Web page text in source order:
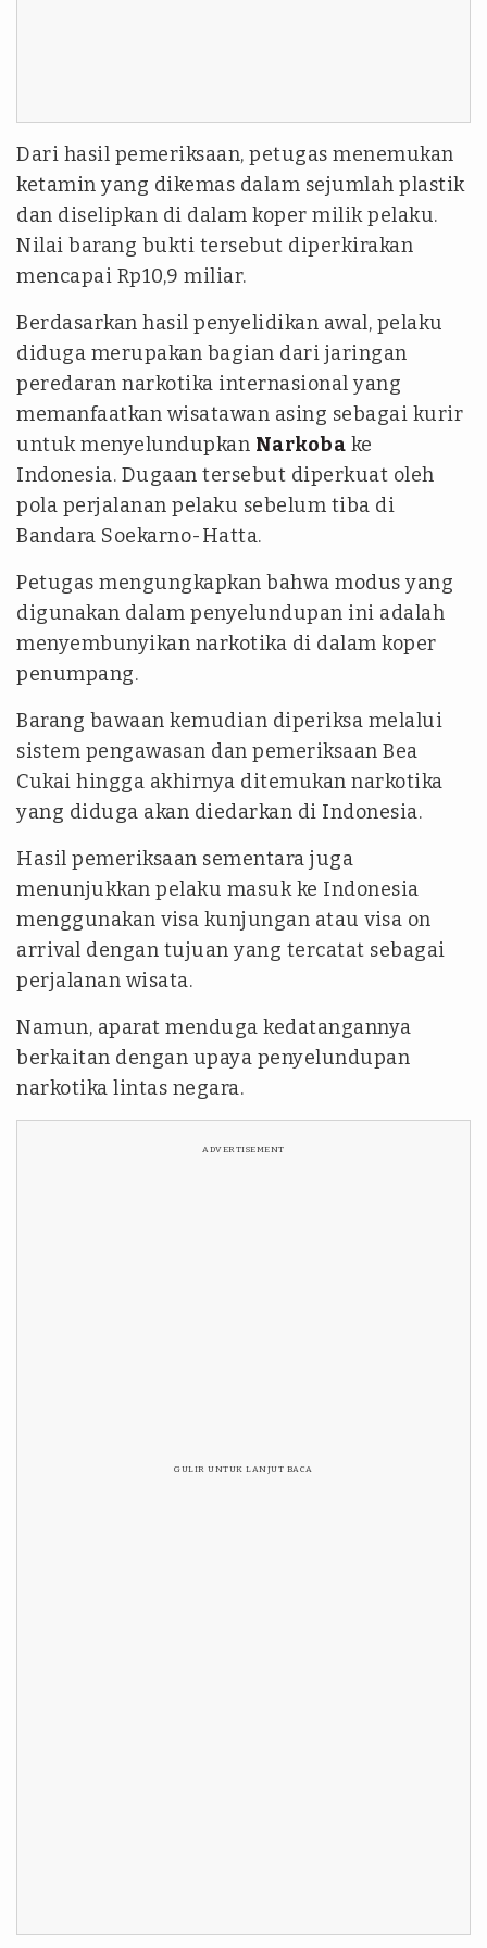
Dari hasil pemeriksaan, petugas menemukan
ketamin yang dikemas dalam sejumlah plastik
dan diselipkan di dalam koper milik pelaku.
Nilai barang bukti tersebut diperkirakan
mencapai Rp10,9 miliar.
Berdasarkan hasil penyelidikan awal, pelaku
diduga merupakan bagian dari jaringan
peredaran narkotika internasional yang
memanfaatkan wisatawan asing sebagai kurir
untuk menyelundupkan Narkoba ke
Indonesia. Dugaan tersebut diperkuat oleh
pola perjalanan pelaku sebelum tiba di
Bandara Soekarno-Hatta.
Petugas mengungkapkan bahwa modus yang
digunakan dalam penyelundupan ini adalah
menyembunyikan narkotika di dalam koper
penumpang.
Barang bawaan kemudian diperiksa melalui
sistem pengawasan dan pemeriksaan Bea
Cukai hingga akhirnya ditemukan narkotika
yang diduga akan diedarkan di Indonesia.
Hasil pemeriksaan sementara juga
menunjukkan pelaku masuk ke Indonesia
menggunakan visa kunjungan atau visa on
arrival dengan tujuan yang tercatat sebagai
perjalanan wisata.
Namun, aparat menduga kedatangannya
berkaitan dengan upaya penyelundupan
narkotika lintas negara.
ADVERTISEMENT
GULIR UNTUK LANJUT BACA